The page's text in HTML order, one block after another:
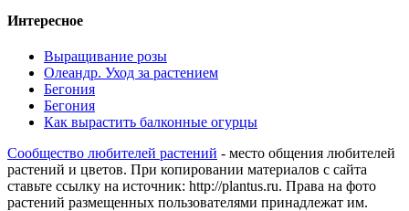
Интересное
Выращивание розы
Олеандр. Уход за растением
Бегония
Бегония
Как вырастить балконные огурцы
Сообщество любителей растений - место общения любителей
растений и цветов. При копировании материалов с сайта
ставьте ссылку на источник: http://plantus.ru. Права на фото
растений размещенных пользователями принадлежат им.